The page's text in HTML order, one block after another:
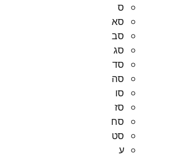
ס
סא
סב
סג
סד
סה
סו
סז
סח
סט
ע